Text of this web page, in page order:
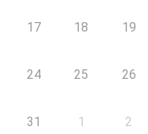
17 18 19
24 25 26
31 1 2